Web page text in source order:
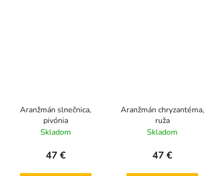
Aranžmán slnečnica,
pivónia
Skladom
47 €
Aranžmán chryzantéma,
ruža
Skladom
47 €